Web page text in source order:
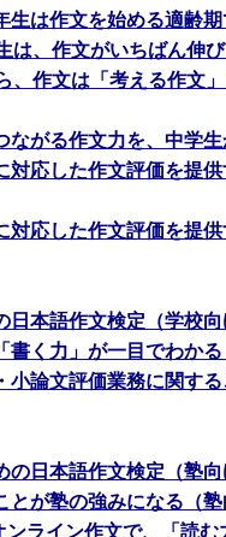
生は作文を始める適齢
は、作文がいちばん伸
、作文は「考える作文」
ながる作文力を、中学生
対応した作文評価を提
対応した作文評価を提
本語作文検定（学校向
書く力」が一目でわかる
小論文評価業務に関す
日本語作文検定（塾向
が塾の強みになる（塾
ライン作文で、「読